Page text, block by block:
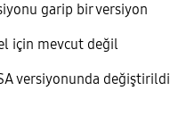
garip bir versiyon
için mevcut değil
versiyonunda değiştirildi